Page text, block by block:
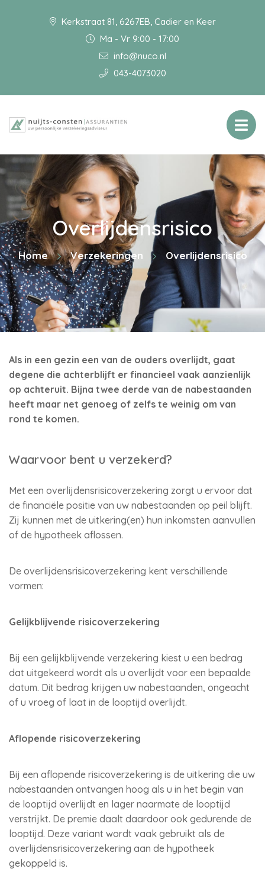
Kerkstraat 81, 6267EB, Cadier en Keer
Ma - Vr 9:00 - 17:00
info@nuco.nl
043-4073020
Overlijdensrisico
Home Verzekeringen Overlijdensrisico
Als in een gezin een van de ouders overlijdt, gaat
degene die achterblijft er financieel vaak aanzienlijk
op achteruit. Bijna twee derde van de nabestaanden
heeft maar net genoeg of zelfs te weinig om van
rond te komen.
Waarvoor bent u verzekerd?
Met een overlijdensrisicoverzekering zorgt u ervoor dat
de financiële positie van uw nabestaanden op peil blijft.
Zij kunnen met de uitkering(en) hun inkomsten aanvullen
of de hypotheek aflossen.
De overlijdensrisicoverzekering kent verschillende
vormen:
Gelijkblijvende risicoverzekering
Bij een gelijkblijvende verzekering kiest u een bedrag
dat uitgekeerd wordt als u overlijdt voor een bepaalde
datum. Dit bedrag krijgen uw nabestaanden, ongeacht
of u vroeg of laat in de looptijd overlijdt.
Aflopende risicoverzekering
Bij een aflopende risicoverzekering is de uitkering die uw
nabestaanden ontvangen hoog als u in het begin van
de looptijd overlijdt en lager naarmate de looptijd
verstrijkt. De premie daalt daardoor ook gedurende de
looptijd. Deze variant wordt vaak gebruikt als de
overlijdensrisicoverzekering aan de hypotheek
gekoppeld is.